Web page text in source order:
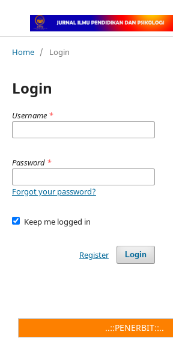
Home / Login
Login
Username *
Password *
Forgot your password?
Keep me logged in
Login
Register
..::PENERBIT::..